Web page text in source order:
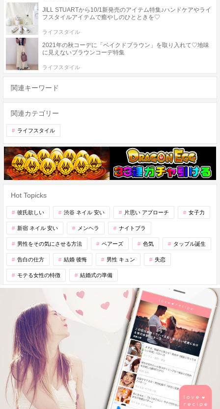
JILL STUARTから10/1新発売のアイテム特集♪ハンドケアやライ
フスタイルアイテムで癒やしのひとときを♡
ライフスタイル
2021年の秋コーデに「ベイクドブラウン」を取り入れて♡地味
に見えないブラウンコーデ特集
ライフスタイル
関連キーワード
関連カテゴリー
ライフスタイル
Hot Topicks
彼氏欲しい 渋谷 ネイル 安い 片思い アプローチ 女子力
新宿 ネイル 安い メンヘラ ナイトブラ
男性をその気にさせる方法 ペアーズ 色気 タップル誕生
告白の仕方 結婚 後悔 男性 キュン 失恋
モテる女性の特徴 結婚式の準備